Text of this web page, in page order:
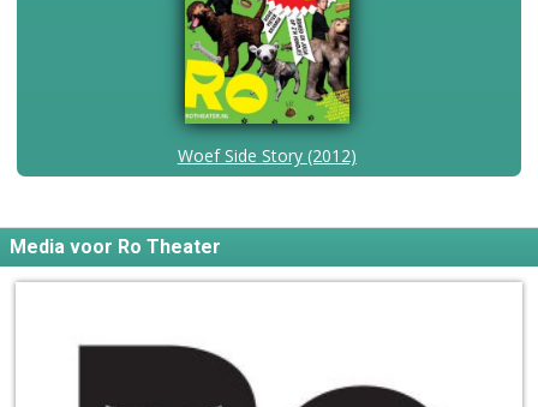
Woef Side Story (2012)
Media voor Ro Theater